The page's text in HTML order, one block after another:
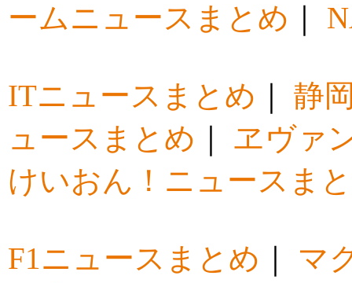
ームニュースまとめ
ITニュースまとめ
静
ュースまとめ
ヱヴァ
けいおん！ニュースま
F1ニュースまとめ
マ